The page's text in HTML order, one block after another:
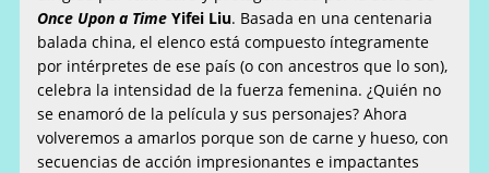
Once Upon a TimeYifei Liu. Basada en una centenaria
balada china, el elenco está compuesto íntegramente
por intérpretes de ese país (o con ancestros que lo son),
celebra la intensidad de la fuerza femenina. ¿Quién no
se enamoró de la película y sus personajes? Ahora
volveremos a amarlos porque son de carne y hueso, con
secuencias de acción impresionantes e impactantes